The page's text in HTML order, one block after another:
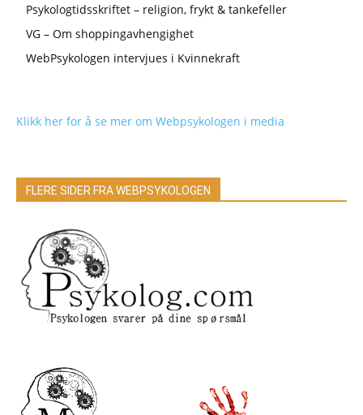
Psykologtidsskriftet – religion, frykt & tankefeller
VG – Om shoppingavhengighet
WebPsykologen intervjues i Kvinnekraft
Klikk her for å se mer om Webpsykologen i media
FLERE SIDER FRA WEBPSYKOLOGEN